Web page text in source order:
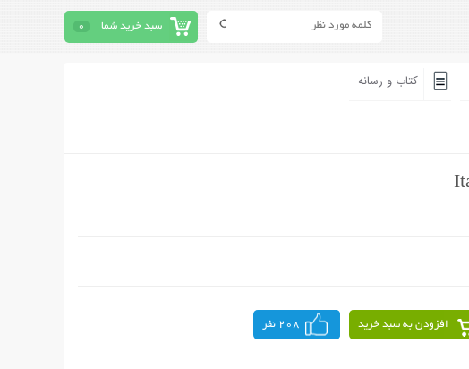
سبد خرید شما 0
کتاب و رسانه
افزودن به سبد خرید 208 نفر